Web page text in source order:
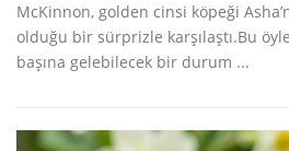
McKinnon, golden cinsi köpeği
olduğu bir sürprizle karşılaştı.Bu
başına gelebilecek bir durum ...